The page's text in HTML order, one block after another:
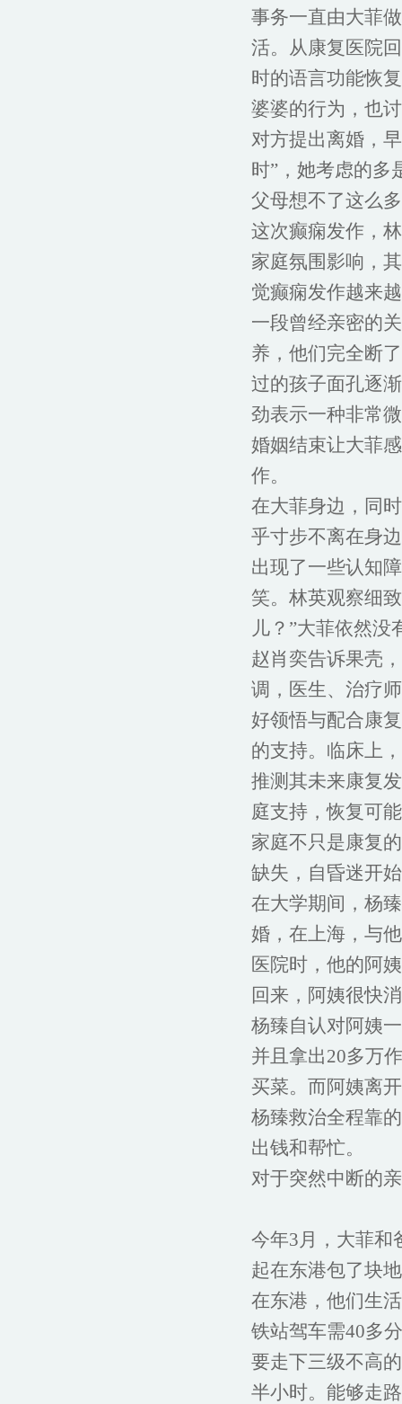
事务一直由大菲
活。从康复医院
时的语言功能恢
婆婆的行为，也
对方提出离婚，
时”，她考虑的多
父母想不了这么
这次癫痫发作，
家庭氛围影响，
觉癫痫发作越来
一段曾经亲密的
养，他们完全断
过的孩子面孔逐
劲表示一种非常
婚姻结束让大菲
作。
在大菲身边，同
乎寸步不离在身
出现了一些认知
笑。林英观察细
儿？”大菲依然没
赵肖奕告诉果壳
调，医生、治疗
好领悟与配合康
的支持。临床上
推测其未来康复
庭支持，恢复可
家庭不只是康复
缺失，自昏迷开
在大学期间，杨
婚，在上海，与
医院时，他的阿
回来，阿姨很快
杨臻自认对阿姨
并且拿出20多万
买菜。而阿姨离
杨臻救治全程靠
出钱和帮忙。
对于突然中断的
今年3月，大菲和
起在东港包了块
在东港，他们生
铁站驾车需40多
要走下三级不高
半小时。能够走